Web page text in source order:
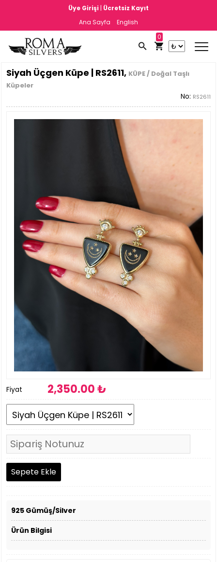
Üye Girişi | Ücretsiz Kayıt
Ana Sayfa
English
0
Siyah Üçgen Küpe | RS2611, KÜPE / Doğal Taşlı
Küpeler
No: RS2611
Fiyat 2,350.00 ₺
925 Gümüş/Silver
Ürün Bilgisi